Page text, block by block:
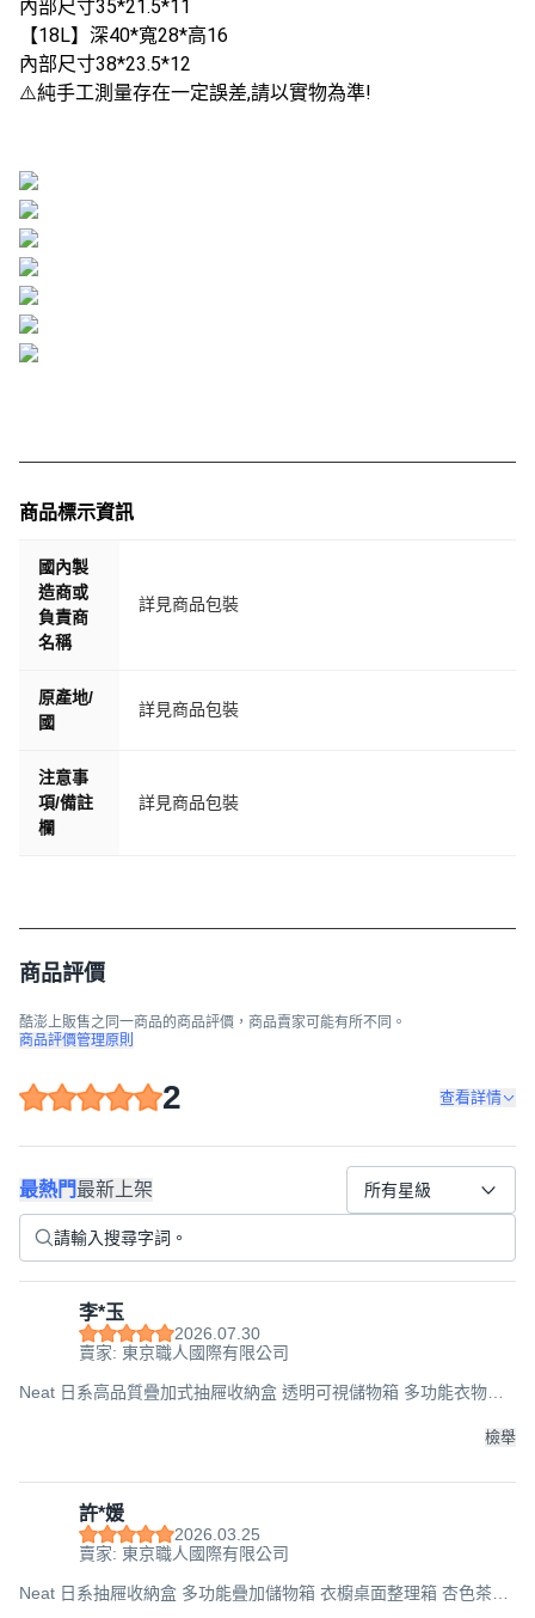
內部尺寸35*21.5*11
【18L】深40*寬28*高16
內部尺寸38*23.5*12
⚠️純手工測量存在一定誤差,請以實物為準!
商品標示資訊
國內製
造商或
負責商
名稱
詳見商品包裝
原產地/
國
詳見商品包裝
注意事
項/備註
欄
詳見商品包裝
商品評價
酷澎上販售之同一商品的商品評價，商品賣家可能有所不同。
商品評價管理原則
2 查看詳情
最熱門最新上架 所有星級
李*玉
2026.07.30
賣家: 東京職人國際有限公司
Neat 日系高品質疊加式抽屜收納盒 透明可視儲物箱 多功能衣物整
檢舉
許*媛
2026.03.25
賣家: 東京職人國際有限公司
Neat 日系抽屜收納盒 多功能疊加儲物箱 衣櫥桌面整理箱 杏色茶透/